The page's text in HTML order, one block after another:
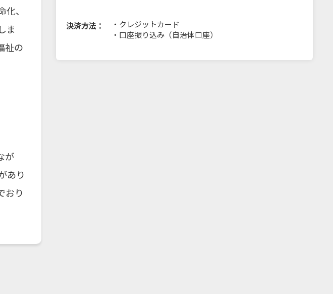
、
ま
祉の
が
あり
おり
決済方法： ・ クレジットカード
・ 口座振り込み（自治体口座）